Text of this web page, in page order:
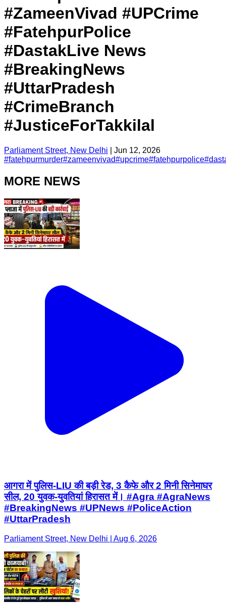
#ZameenVivad #UPCrime
#FatehpurPolice
#DastakLive News
#BreakingNews
#UttarPradesh
#CrimeBranch
#JusticeForTakkilal
Parliament Street, New Delhi
Jun 12, 2026
#fatehpurmurder#zameenvivad#upcrime#fatehpurpolice#
MORE NEWS
आगरा में पुलिस-LIU की बड़ी रेड, 3 कैफे और 2 मिनी सिनेमाघर
सील, 20 युवक-युवतियां हिरासत में। #Agra #AgraNews
#BreakingNews #UPNews #PoliceAction
#UttarPradesh
Parliament Street, New Delhi | Aug 6, 2026